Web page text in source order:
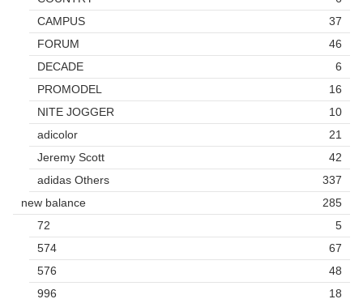
CAMPUS
37
FORUM
46
DECADE
6
PROMODEL
16
NITE JOGGER
10
adicolor
21
Jeremy Scott
42
adidas Others
337
new balance
285
72
5
574
67
576
48
996
18